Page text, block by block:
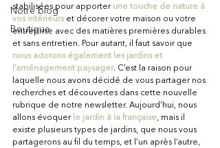
Notre blog
Boutique
stabilisées pour apporter une touche de nature à
vos intérieurs et décorer votre maison ou votre
entreprise avec des matières premières durables
et sans entretien. Pour autant, il faut savoir que
nous adorons également les jardins et
l’aménagement paysager. C’est la raison pour
laquelle nous avons décidé de vous partager nos
recherches et découvertes dans cette nouvelle
rubrique de notre newsletter. Aujourd’hui, nous
allons évoquer le jardin à la française, mais il
existe plusieurs types de jardins, que nous vous
partagerons au fil du temps, et l’un après l’autre,